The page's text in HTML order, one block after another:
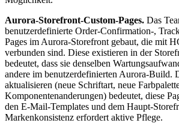
Aurora-Storefront-Custom-Pages. Das
benutzerdefinierte Order-Confirmation-,
Pages im Aurora-Storefront gebaut, die mit
verbunden sind. Diese existieren in der
bedeutet, dass sie denselben
andere im benutzerdefinierten Aurora-Build.
aktualisieren (neue Schriftart, neue
Komponentenanderungen) bedeutet, diese
den E-Mail-Templates und dem Haupt-
Markenkonsistenz erfordert aktive Pflege.